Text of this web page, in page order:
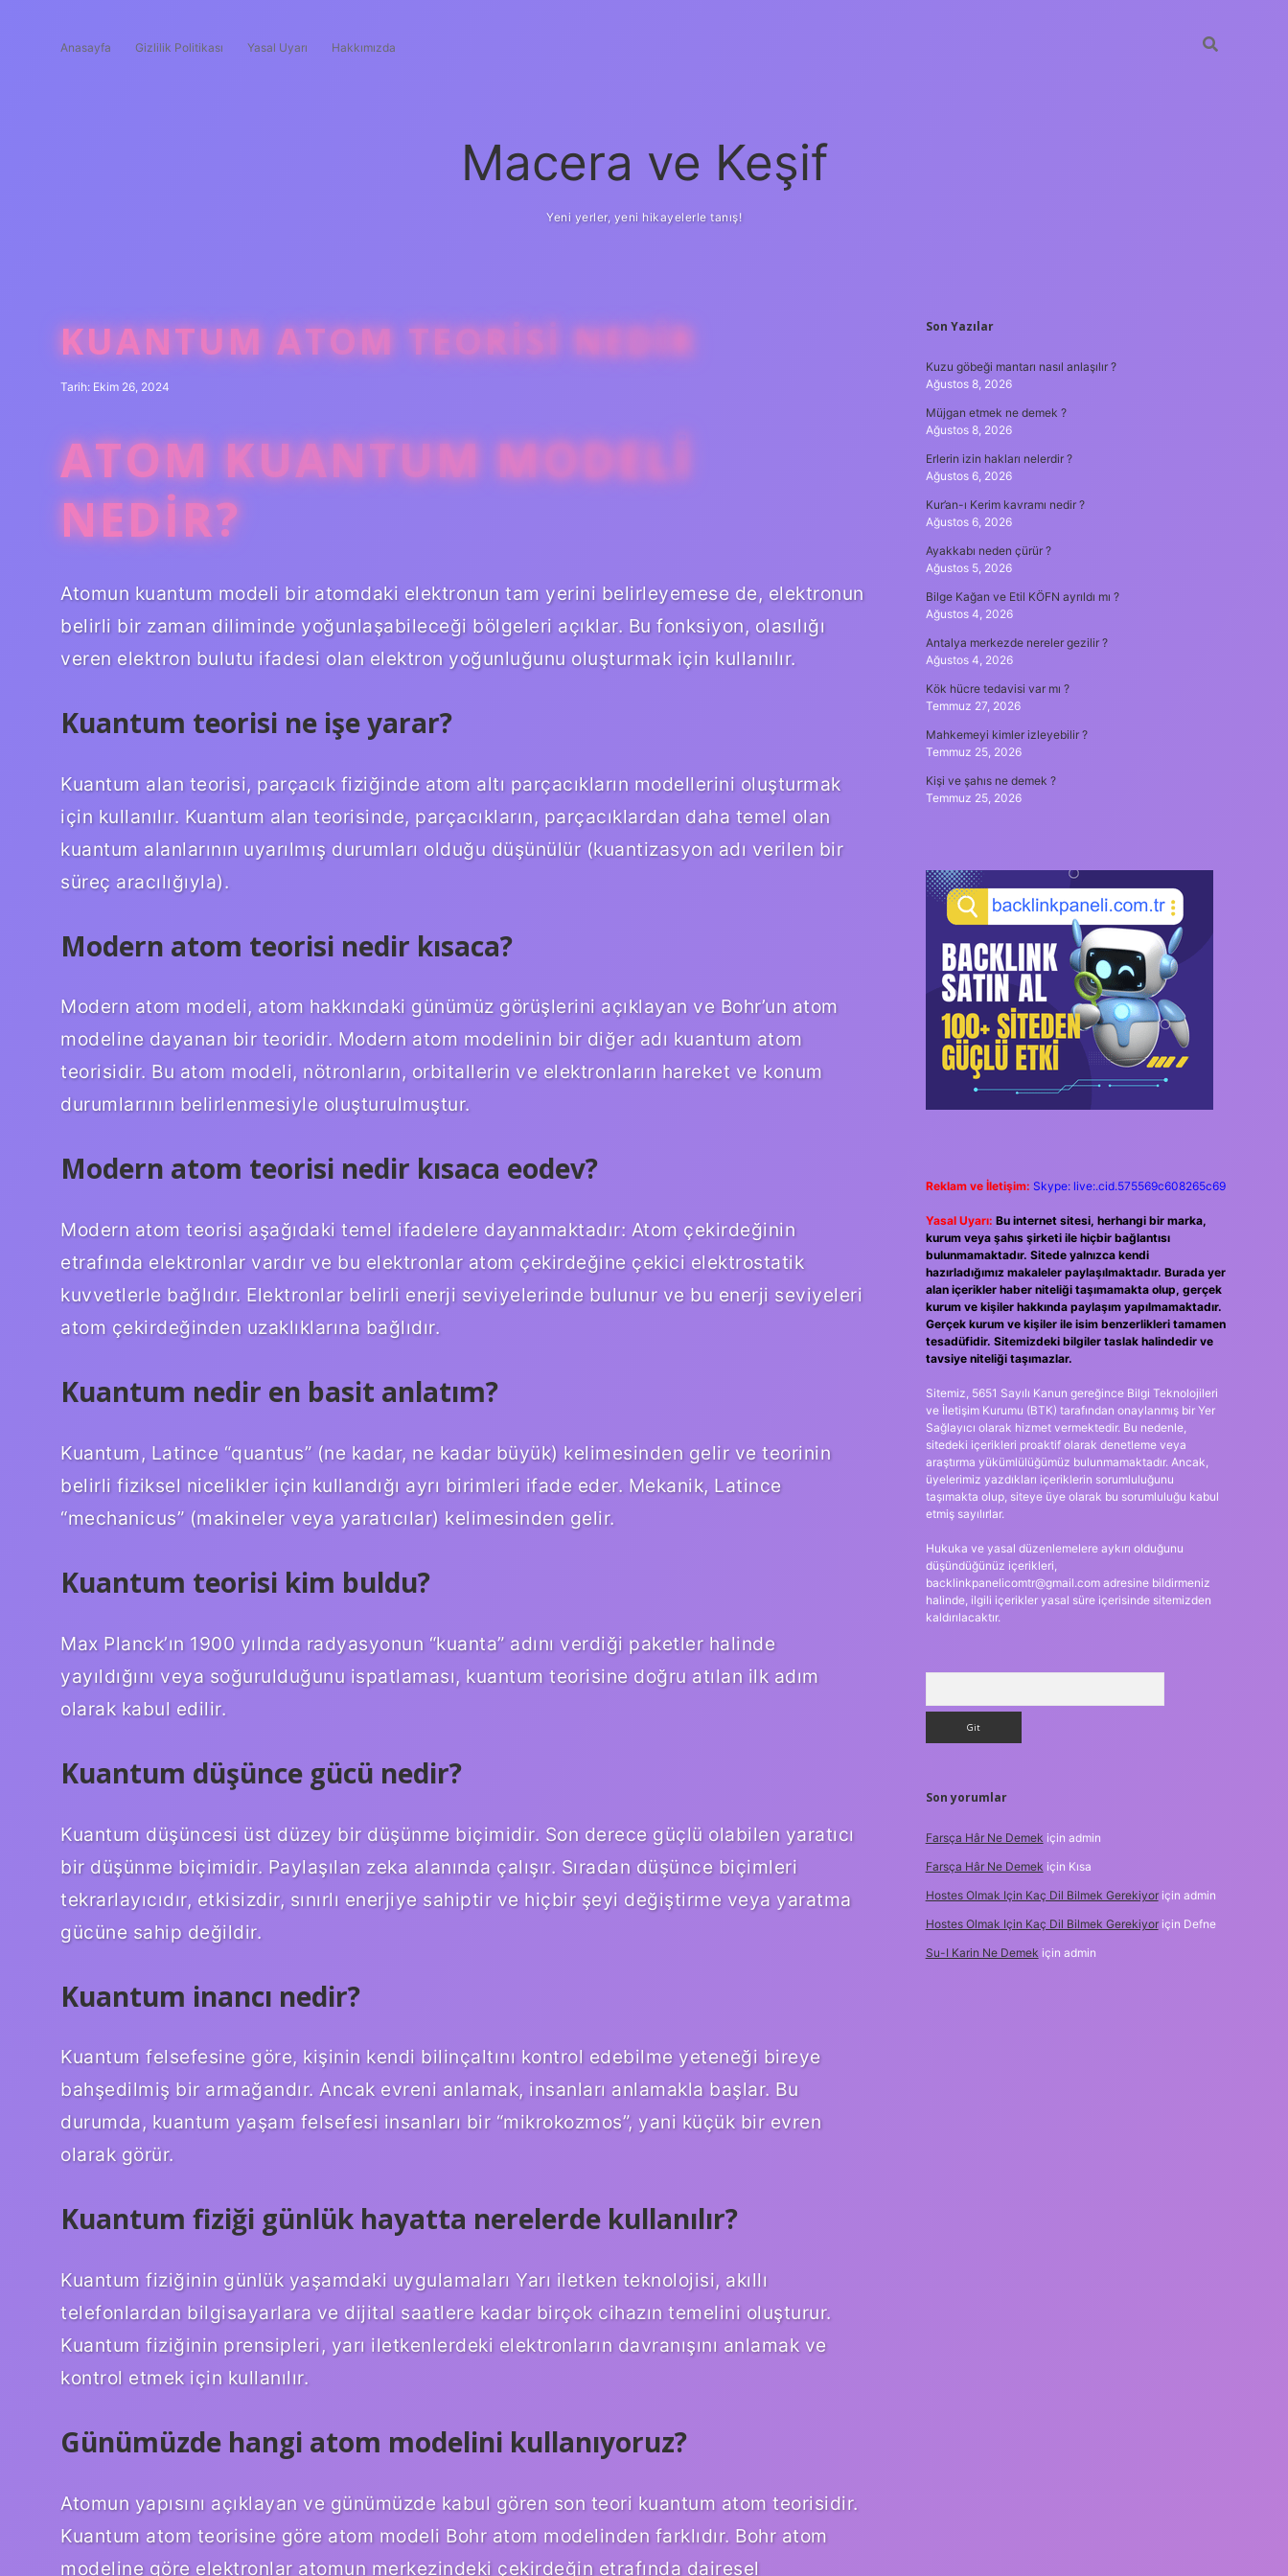
Anasayfa Gizlilik Politikası Yasal Uyarı Hakkımızda
Macera ve Keşif
Yeni yerler, yeni hikayelerle tanış!
KUANTUM ATOM TEORISI NEDIR
Tarih: Ekim 26, 2024
ATOM KUANTUM MODELI
NEDIR?
Atomun kuantum modeli bir atomdaki elektronun tam yerini belirleyemese de, elektronun
belirli bir zaman diliminde yoğunlaşabileceği bölgeleri açıklar. Bu fonksiyon, olasılığı
veren elektron bulutu ifadesi olan elektron yoğunluğunu oluşturmak için kullanılır.
Kuantum teorisi ne işe yarar?
Kuantum alan teorisi, parçacık fiziğinde atom altı parçacıkların modellerini oluşturmak
için kullanılır. Kuantum alan teorisinde, parçacıkların, parçacıklardan daha temel olan
kuantum alanlarının uyarılmış durumları olduğu düşünülür (kuantizasyon adı verilen bir
süreç aracılığıyla).
Modern atom teorisi nedir kısaca?
Modern atom modeli, atom hakkındaki günümüz görüşlerini açıklayan ve Bohr’un atom
modeline dayanan bir teoridir. Modern atom modelinin bir diğer adı kuantum atom
teorisidir. Bu atom modeli, nötronların, orbitallerin ve elektronların hareket ve konum
durumlarının belirlenmesiyle oluşturulmuştur.
Modern atom teorisi nedir kısaca eodev?
Modern atom teorisi aşağıdaki temel ifadelere dayanmaktadır: Atom çekirdeğinin
etrafında elektronlar vardır ve bu elektronlar atom çekirdeğine çekici elektrostatik
kuvvetlerle bağlıdır. Elektronlar belirli enerji seviyelerinde bulunur ve bu enerji seviyeleri
atom çekirdeğinden uzaklıklarına bağlıdır.
Kuantum nedir en basit anlatım?
Kuantum, Latince “quantus” (ne kadar, ne kadar büyük) kelimesinden gelir ve teorinin
belirli fiziksel nicelikler için kullandığı ayrı birimleri ifade eder. Mekanik, Latince
“mechanicus” (makineler veya yaratıcılar) kelimesinden gelir.
Kuantum teorisi kim buldu?
Max Planck’ın 1900 yılında radyasyonun “kuanta” adını verdiği paketler halinde
yayıldığını veya soğurulduğunu ispatlaması, kuantum teorisine doğru atılan ilk adım
olarak kabul edilir.
Kuantum düşünce gücü nedir?
Kuantum düşüncesi üst düzey bir düşünme biçimidir. Son derece güçlü olabilen yaratıcı
bir düşünme biçimidir. Paylaşılan zeka alanında çalışır. Sıradan düşünce biçimleri
tekrarlayıcıdır, etkisizdir, sınırlı enerjiye sahiptir ve hiçbir şeyi değiştirme veya yaratma
gücüne sahip değildir.
Kuantum inancı nedir?
Kuantum felsefesine göre, kişinin kendi bilinçaltını kontrol edebilme yeteneği bireye
bahşedilmiş bir armağandır. Ancak evreni anlamak, insanları anlamakla başlar. Bu
durumda, kuantum yaşam felsefesi insanları bir “mikrokozmos”, yani küçük bir evren
olarak görür.
Kuantum fiziği günlük hayatta nerelerde kullanılır?
Kuantum fiziğinin günlük yaşamdaki uygulamaları Yarı iletken teknolojisi, akıllı
telefonlardan bilgisayarlara ve dijital saatlere kadar birçok cihazın temelini oluşturur.
Kuantum fiziğinin prensipleri, yarı iletkenlerdeki elektronların davranışını anlamak ve
kontrol etmek için kullanılır.
Günümüzde hangi atom modelini kullanıyoruz?
Atomun yapısını açıklayan ve günümüzde kabul gören son teori kuantum atom teorisidir.
Kuantum atom teorisine göre atom modeli Bohr atom modelinden farklıdır. Bohr atom
modeline göre elektronlar atomun merkezindeki çekirdeğin etrafında dairesel
SIDEBAR
Son Yazılar
Kuzu göbeği mantarı nasıl anlaşılır ?
Ağustos 8, 2026
Müjgan etmek ne demek ?
Ağustos 8, 2026
Erlerin izin hakları nelerdir ?
Ağustos 6, 2026
Kur’an-ı Kerim kavramı nedir ?
Ağustos 6, 2026
Ayakkabı neden çürür ?
Ağustos 5, 2026
Bilge Kağan ve Etil KÖFN ayrıldı mı ?
Ağustos 4, 2026
Antalya merkezde nereler gezilir ?
Ağustos 4, 2026
Kök hücre tedavisi var mı ?
Temmuz 27, 2026
Mahkemeyi kimler izleyebilir ?
Temmuz 25, 2026
Kişi ve şahıs ne demek ?
Temmuz 25, 2026
Reklam ve İletişim: Skype: live:.cid.575569c608265c69
Yasal Uyarı: Bu internet sitesi, herhangi bir marka,
kurum veya şahıs şirketi ile hiçbir bağlantısı
bulunmamaktadır. Sitede yalnızca kendi
hazırladığımız makaleler paylaşılmaktadır. Burada yer
alan içerikler haber niteliği taşımamakta olup, gerçek
kurum ve kişiler hakkında paylaşım yapılmamaktadır.
Gerçek kurum ve kişiler ile isim benzerlikleri tamamen
tesadüfidir. Sitemizdeki bilgiler taslak halindedir ve
tavsiye niteliği taşımazlar.
Sitemiz, 5651 Sayılı Kanun gereğince Bilgi Teknolojileri
ve İletişim Kurumu (BTK) tarafından onaylanmış bir Yer
Sağlayıcı olarak hizmet vermektedir. Bu nedenle,
sitedeki içerikleri proaktif olarak denetleme veya
araştırma yükümlülüğümüz bulunmamaktadır. Ancak,
üyelerimiz yazdıkları içeriklerin sorumluluğunu
taşımakta olup, siteye üye olarak bu sorumluluğu kabul
etmiş sayılırlar.
Hukuka ve yasal düzenlemelere aykırı olduğunu
düşündüğünüz içerikleri,
backlinkpanelicomtr@gmail.comadresine bildirmeniz
halinde, ilgili içerikler yasal süre içerisinde sitemizden
kaldırılacaktır.
Son yorumlar
Farsça Hâr Ne Demek için admin
Farsça Hâr Ne Demek için Kısa
Hostes Olmak Için Kaç Dil Bilmek Gerekiyoriçin admin
Hostes Olmak Için Kaç Dil Bilmek Gerekiyoriçin Defne
Su-I Karin Ne Demek için admin
ilbet yeni giriş